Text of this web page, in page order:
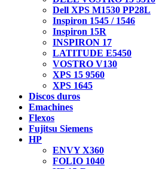
Dell XPS M1530 PP28L
Inspiron 1545 / 1546
Inspiron 15R
INSPIRON 17
LATITUDE E5450
VOSTRO V130
XPS 15 9560
XPS 1645
Discos duros
Emachines
Flexos
Fujitsu Siemens
HP
ENVY X360
FOLIO 1040